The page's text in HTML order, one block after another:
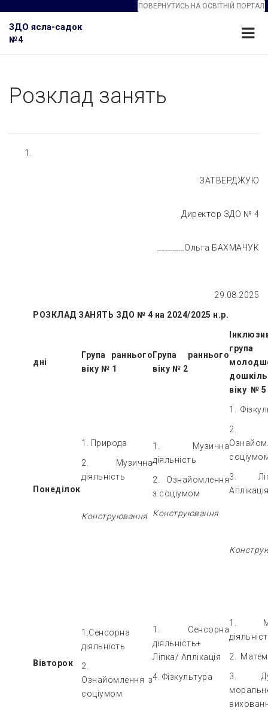
ПОВЕРНУТИСЬ НА ОСВІТНІЙ ПОРТАЛ
ЗДО ясла-садок
№4
Розклад занять
ЗАТВЕРДЖУЮ
Директор ЗДО № 4
_______Ольга БАХМАЧУК
29.08.2025
РОЗКЛАД ЗАНЯТЬ ЗДО № 4 на 2024/2025 н.р.
дні
Група раннього
віку № 1
Група раннього
віку № 2
група
віку № 5
Понеділок
1. Природа
2. Музична
діяльність
Конструювання
1. Музична
діяльність
2. Ознайомлення
з соціумом
Конструювання
1.
2.
3.
Вівторок
1.Сенсорна
діяльність
2.
Ознайомлення з
соціумом
1. Сенсорна
діяльність+
Ліпка/ Аплікація
4. Фізкультура
1.
2.
3.